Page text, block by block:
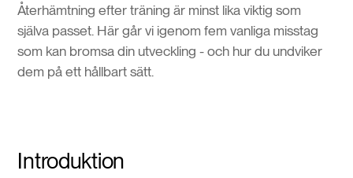
Återhämtning efter träning är minst lika viktig som
själva passet. Här går vi igenom fem vanliga misstag
som kan bromsa din utveckling - och hur du undviker
dem på ett hållbart sätt.
Introduktion